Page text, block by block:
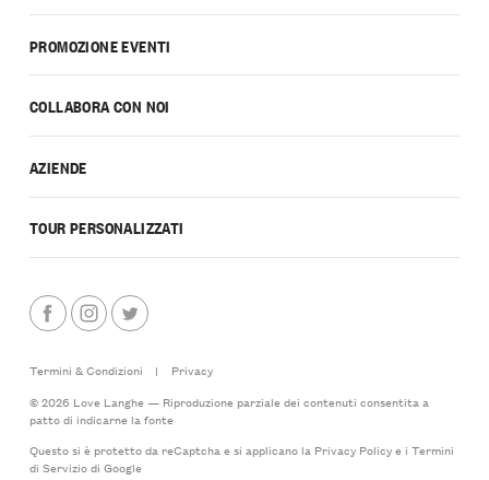
PROMOZIONE EVENTI
COLLABORA CON NOI
AZIENDE
TOUR PERSONALIZZATI
Termini & Condizioni |
Privacy
© 2026 Love Langhe — Riproduzione parziale dei contenuti consentita a
patto di indicarne la fonte
Questo si è protetto da reCaptcha e si applicano la Privacy Policye i Termini
di Serviziodi Google